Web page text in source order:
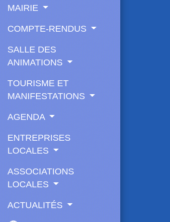
MAIRIE
COMPTE-RENDUS
SALLE DES
ANIMATIONS
TOURISME ET
MANIFESTATIONS
AGENDA
ENTREPRISES
LOCALES
ASSOCIATIONS
LOCALES
ACTUALITÉS